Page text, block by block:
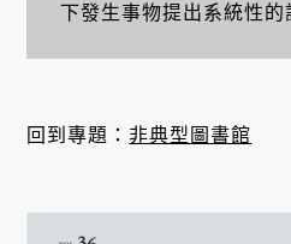
下發生事物提出系統性的
回到專題： 非典型圖書館